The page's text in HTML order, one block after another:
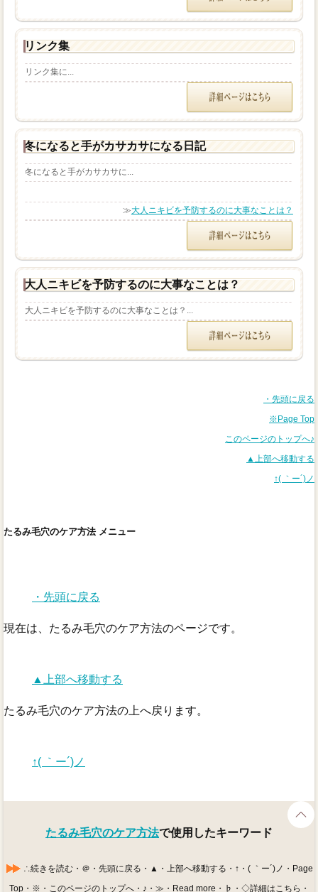
リンク集
リンク集に...
冬になると手がカサカサになる日記
冬になると手がカサカサに...
≫大人ニキビを予防するのに大事なことは？
大人ニキビを予防するのに大事なことは？
大人ニキビを予防するのに大事なことは？...
・先頭に戻る
※Page Top
このページのトップへ♪
▲上部へ移動する
↑( ｀ー´)ノ
たるみ毛穴のケア方法 メニュー
・先頭に戻る
現在は、たるみ毛穴のケア方法のページです。
▲上部へ移動する
たるみ毛穴のケア方法の上へ戻ります。
↑( ｀ー´)ノ
たるみ毛穴のケア方法で使用したキーワード
∴続きを読む・＠・先頭に戻る・▲・上部へ移動する・↑・( ｀ー´)ノ・Page
Top・※・このページのトップへ・♪・≫・Read more・♭・◇詳細はこちら・